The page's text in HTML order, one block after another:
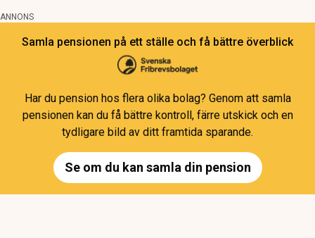
ANNONS
Samla pensionen på ett ställe och få bättre överblick
Har du pension hos flera olika bolag? Genom att samla
pensionen kan du få bättre kontroll, färre utskick och en
tydligare bild av ditt framtida sparande.
Se om du kan samla din pension